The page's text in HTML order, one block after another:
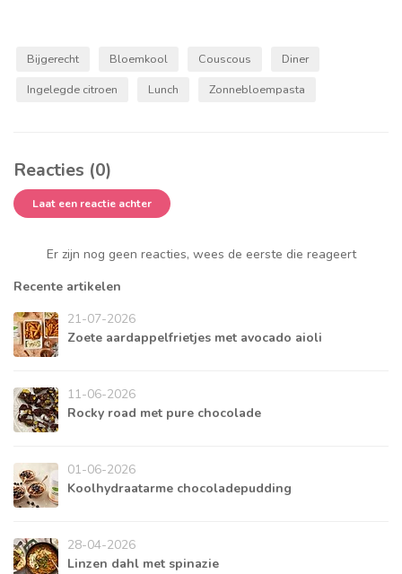
Bijgerecht Bloemkool Couscous
Diner
Ingelegde citroen
Lunch Zonnebloempasta
Reacties (0)
Laat een reactie achter
Er zijn nog geen reacties, wees de eerste die reageert
Recente artikelen
21-07-2026
Zoete aardappelfrietjes met avocado aioli
11-06-2026
Rocky road met pure chocolade
01-06-2026
Koolhydraatarme chocoladepudding
28-04-2026
Linzen dahl met spinazie